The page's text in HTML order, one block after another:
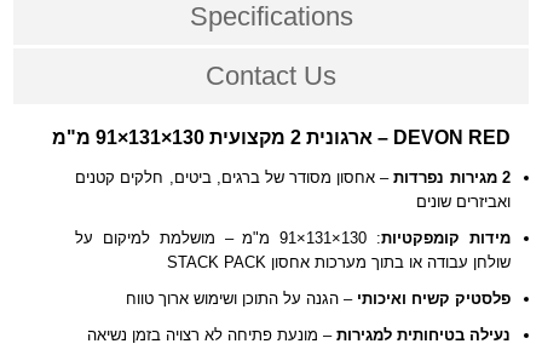
Specifications
Contact Us
DEVON RED – ארגונית 2 מקצועית 130×131×91 מ"מ
2 מגירות נפרדות
– אחסון מסודר של ברגים, ביטים, חלקים קטנים
ואביזרים שונים
מידות קומפקטיות
: 130×131×91 מ"מ – מושלמת למיקום על
שולחן עבודה או בתוך מערכות אחסון STACK PACK
פלסטיק קשיח ואיכותי – הגנה על התוכן ושימוש ארוך טווח
נעילה בטיחותית למגירות – מונעת פתיחה לא רצויה בזמן נשיאה